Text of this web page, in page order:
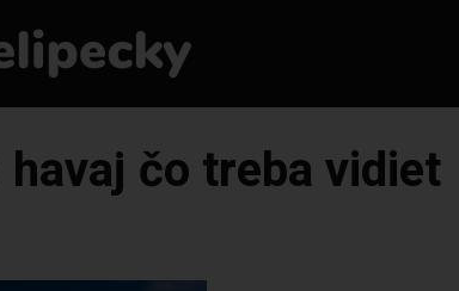
havaj čo treba vidiet